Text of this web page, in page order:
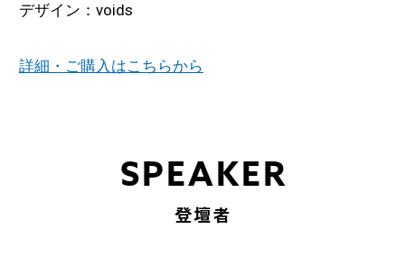
デザイン：voids
詳細・ご購入はこちらから
SPEAKER
登壇者